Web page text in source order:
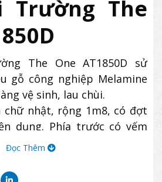
Trường The
The One AT1850D sử
gỗ công nghiệp Melamine
vệ sinh, lau chùi.
chữ nhật, rộng 1m8, có đợt
dụng. Phía trước có yếm
nhựa tăng chỉnh.
Đọc Thêm